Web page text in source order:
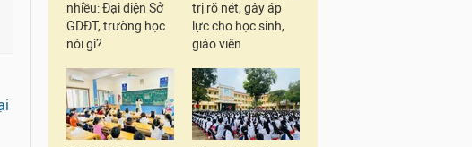
nhiều: Đại diện Sở
GDĐT, trường học
nói gì?
trị rõ nét, gây áp
lực cho học sinh,
giáo viên